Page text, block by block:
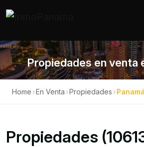
Propiedades en venta
Home ›En Venta ›Propiedades ›Panamá
Propiedades